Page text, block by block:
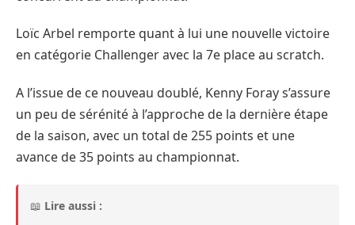
Loïc Arbel remporte quant à lui une nouvelle victoire
en catégorie Challenger avec la 7e place au scratch.
A l’issue de ce nouveau doublé, Kenny Foray s’assure
un peu de sérénité à l’approche de la dernière étape
de la saison, avec un total de 255 points et une
avance de 35 points au championnat.
📖 Lire aussi :